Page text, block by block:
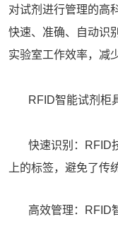
对试剂进行管理的高
快速、准确、自动识
实验室工作效率，减
RFID智能试剂柜具
快速识别：RFID技
上的标签，避免了传
高效管理：RFID